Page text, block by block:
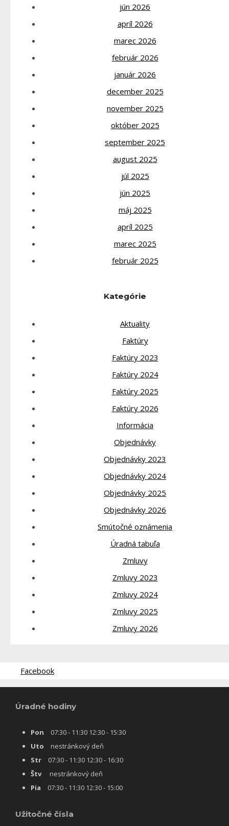
jún 2026
apríl 2026
marec 2026
február 2026
január 2026
december 2025
november 2025
október 2025
september 2025
august 2025
júl 2025
jún 2025
máj 2025
apríl 2025
marec 2025
február 2025
Kategórie
Aktuality
Faktúry
Faktúry 2023
Faktúry 2024
Faktúry 2025
Faktúry 2026
Informácia
Objednávky
Objednávky 2023
Objednávky 2024
Objednávky 2025
Objednávky 2026
Smútočné oznámenia
Úradná tabuľa
Zmluvy
Zmluvy 2023
Zmluvy 2024
Zmluvy 2025
Zmluvy 2026
Facebook
Úradné hodiny
Pon 07:30 - 11:30 12:30 - 15:30
Uto nestránkový deň
Str 07:30 - 11:30 12:30 - 16:30
Štvnestránkový deň
Pia 07:30 - 11:30 12:30 - 15:00
Užitočné čísla